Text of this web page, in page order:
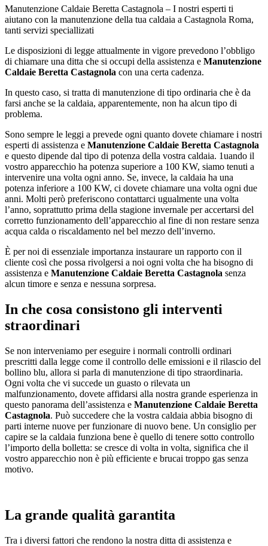
Manutenzione Caldaie Beretta Castagnola – I nostri esperti ti
aiutano con la manutenzione della tua caldaia a Castagnola Roma,
tanti servizi speciallizati
Le disposizioni di legge attualmente in vigore prevedono l’obbligo
di chiamare una ditta che si occupi della assistenza e Manutenzione
Caldaie Beretta Castagnola con una certa cadenza.
In questo caso, si tratta di manutenzione di tipo ordinaria che è da
farsi anche se la caldaia, apparentemente, non ha alcun tipo di
problema.
Sono sempre le leggi a prevede ogni quanto dovete chiamare i nostri
esperti di assistenza e Manutenzione Caldaie Beretta Castagnola
e questo dipende dal tipo di potenza della vostra caldaia. 1uando il
vostro apparecchio ha potenza superiore a 100 KW, siamo tenuti a
intervenire una volta ogni anno. Se, invece, la caldaia ha una
potenza inferiore a 100 KW, ci dovete chiamare una volta ogni due
anni. Molti però preferiscono contattarci ugualmente una volta
l’anno, soprattutto prima della stagione invernale per accertarsi del
corretto funzionamento dell’apparecchio al fine di non restare senza
acqua calda o riscaldamento nel bel mezzo dell’inverno.
È per noi di essenziale importanza instaurare un rapporto con il
cliente così che possa rivolgersi a noi ogni volta che ha bisogno di
assistenza e Manutenzione Caldaie Beretta Castagnola senza
alcun timore e senza e nessuna sorpresa.
In che cosa consistono gli interventi
straordinari
Se non interveniamo per eseguire i normali controlli ordinari
prescritti dalla legge come il controllo delle emissioni e il rilascio del
bollino blu, allora si parla di manutenzione di tipo straordinaria.
Ogni volta che vi succede un guasto o rilevata un
malfunzionamento, dovete affidarsi alla nostra grande esperienza in
questo panorama dell’assistenza e Manutenzione Caldaie Beretta
Castagnola. Può succedere che la vostra caldaia abbia bisogno di
parti interne nuove per funzionare di nuovo bene. Un consiglio per
capire se la caldaia funziona bene è quello di tenere sotto controllo
l’importo della bolletta: se cresce di volta in volta, significa che il
vostro apparecchio non è più efficiente e brucai troppo gas senza
motivo.
La grande qualità garantita
Tra i diversi fattori che rendono la nostra ditta di assistenza e